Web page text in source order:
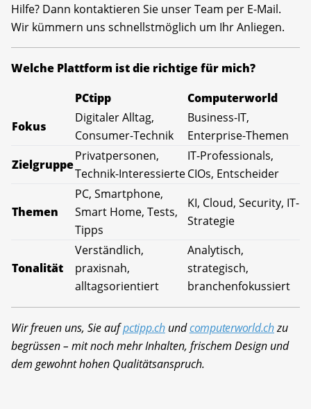
Hilfe? Dann kontaktieren Sie unser Team per E-Mail.
Wir kümmern uns schnellstmöglich um Ihr Anliegen.
Welche Plattform ist die richtige für mich?
PCtipp
Computerworld
Fokus
Digitaler Alltag,
Consumer-Technik
Business-IT,
Enterprise-Themen
Zielgruppe
Privatpersonen,
Technik-Interessierte
IT-Professionals,
CIOs, Entscheider
Themen
PC, Smartphone,
Smart Home, Tests,
Tipps
KI, Cloud, Security, IT-
Strategie
Tonalität
Verständlich,
praxisnah,
alltagsorientiert
Analytisch,
strategisch,
branchenfokussiert
Wir freuen uns, Sie aufpctipp.chundcomputerworld.chzu
begrüssen – mit noch mehr Inhalten, frischem Design und
dem gewohnt hohen Qualitätsanspruch.